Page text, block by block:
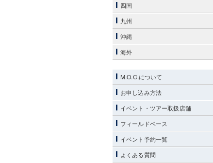
四国
九州
沖縄
海外
M.O.C.について
お申し込み方法
イベント・ツアー取扱店舗
フィールドベース
イベント予約一覧
よくある質問